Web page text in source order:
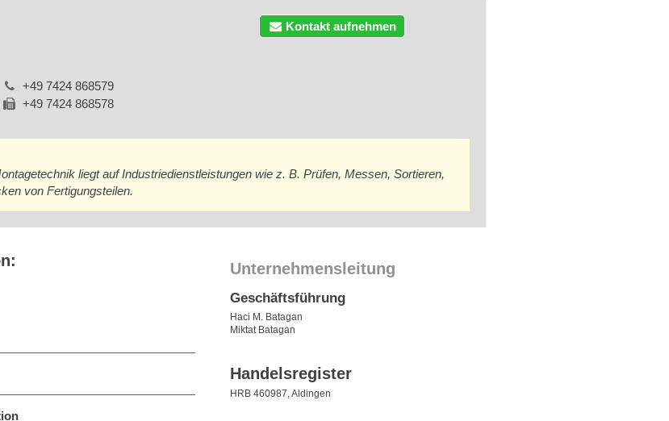
Kontakt aufnehmen
+49 7424 868579
+49 7424 868578
liegt auf Industriedienstleistungen wie z. B. Prüfen, Messen, Sortieren,
von Fertigungsteilen.
Unternehmensleitung
Geschäftsführung
Haci M. Batagan
Miktat Batagan
Handelsregister
HRB 460987, Aldingen